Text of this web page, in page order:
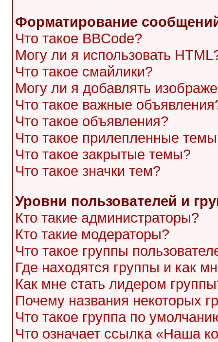
Форматирование
Что такое BBCode?
Могу ли я использовать
Что такое смайлики?
Могу ли я добавлять
Что такое важные
Что такое объявления?
Что такое прилепленные
Что такое закрытые темы?
Что такое значки тем?
Уровни пользователей и
Кто такие администраторы?
Кто такие модераторы?
Что такое группы
Где находятся группы и как
Как мне стать лидером
Почему названия некоторых
Что такое группа по
Что означает ссылка «Наша